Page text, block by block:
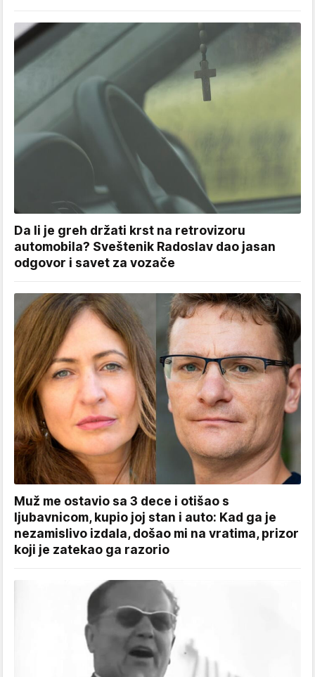
Da li je greh držati krst na retrovizoru
automobila? Sveštenik Radoslav dao jasan
odgovor i savet za vozače
Muž me ostavio sa 3 dece i otišao s
ljubavnicom, kupio joj stan i auto: Kad ga je
nezamislivo izdala, došao mi na vratima, prizor
koji je zatekao ga razorio